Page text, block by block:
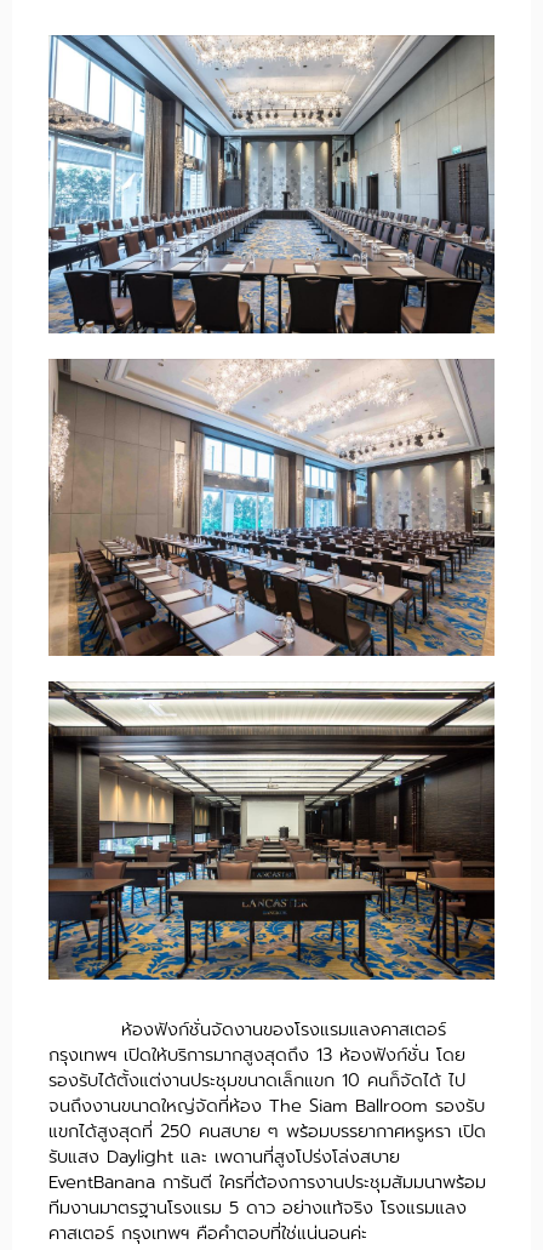
ห้องฟังก์ชั่นจัดงานของโรงแรมแลงคาสเตอร์
กรุงเทพฯ เปิดให้บริการมากสูงสุดถึง 13 ห้องฟังก์ชั่น โดย
รองรับได้ตั้งแต่งานประชุมขนาดเล็กแขก 10 คนก็จัดได้ ไป
จนถึงงานขนาดใหญ่จัดที่ห้อง The Siam Ballroom รองรับ
แขกได้สูงสุดที่ 250 คนสบาย ๆ พร้อมบรรยากาศหรูหรา เปิด
รับแสง Daylight และ เพดานที่สูงโปร่งโล่งสบาย
EventBanana การันตี ใครที่ต้องการงานประชุมสัมมนาพร้อม
ทีมงานมาตรฐานโรงแรม 5 ดาว อย่างแท้จริง โรงแรมแลง
คาสเตอร์ กรุงเทพฯ คือคำตอบที่ใช่แน่นอนค่ะ